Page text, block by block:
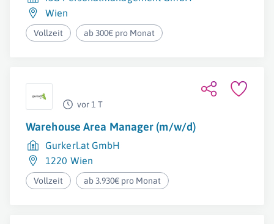
Wien
Vollzeit ab 300€ pro Monat
vor 1 T
Warehouse Area Manager (m/w/d)
Gurkerl.at GmbH
1220 Wien
Vollzeit ab 3.930€ pro Monat